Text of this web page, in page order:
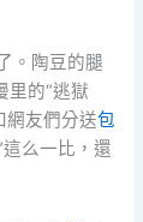
。陶豆的腿
里的“逃獄
網友們分送包
么一比，還